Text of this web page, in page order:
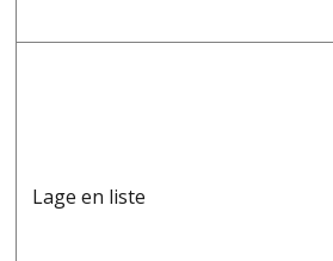
Lage en liste